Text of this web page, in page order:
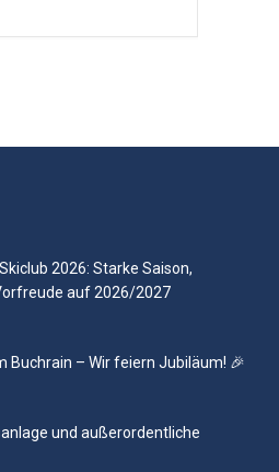
2026: Starke Saison,
auf 2026/2027
Buchrain – Wir feiern Jubiläum! 🎉
und außerordentliche